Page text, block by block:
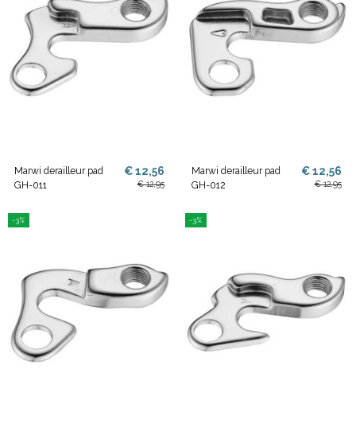
Marwi derailleur pad
GH-011
€ 12,56
€ 12,95
Marwi derailleur pad
GH-012
€ 12,56
€ 12,95
-3% -3%